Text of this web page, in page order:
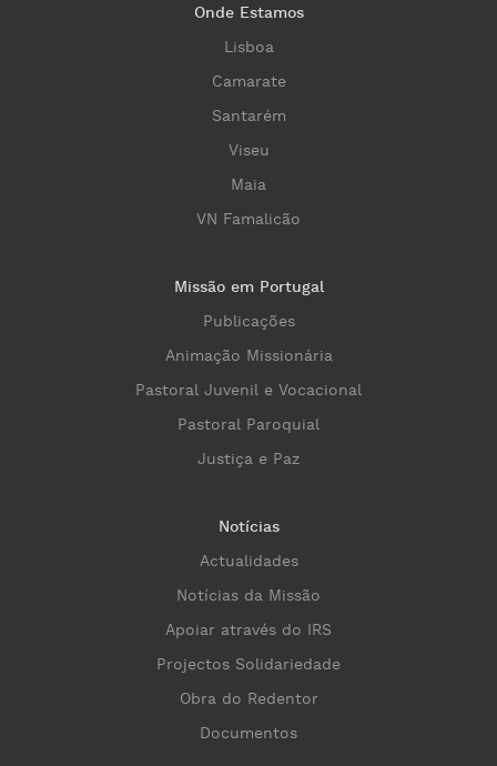
Onde Estamos
Lisboa
Camarate
Santarém
Viseu
Maia
VN Famalicão
Missão em Portugal
Publicações
Animação Missionária
Pastoral Juvenil e Vocacional
Pastoral Paroquial
Justiça e Paz
Notícias
Actualidades
Notícias da Missão
Apoiar através do IRS
Projectos Solidariedade
Obra do Redentor
Documentos